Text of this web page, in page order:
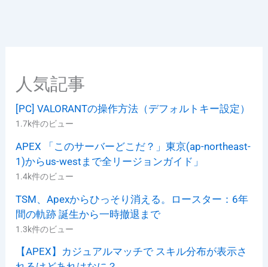
人気記事
[PC] VALORANTの操作方法（デフォルトキー設定）
1.7k件のビュー
APEX 「このサーバーどこだ？」東京(ap-northeast-
1)からus-westまで全リージョンガイド」
1.4k件のビュー
TSM、Apexからひっそり消える。ロースター：6年
間の軌跡 誕生から一時撤退まで
1.3k件のビュー
【APEX】カジュアルマッチで スキル分布が表示さ